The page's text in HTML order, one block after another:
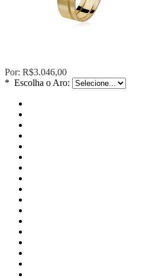
Por: R$3.046,00
* Escolha o Aro: